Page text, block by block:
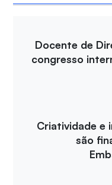
Docente de
congresso
Criatividade e
são